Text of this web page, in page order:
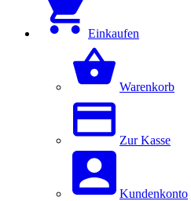
Einkaufen
Warenkorb
Zur Kasse
Kundenkonto